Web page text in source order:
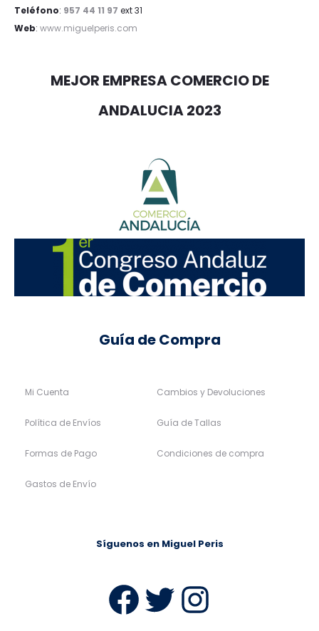
Teléfono: 957 44 11 97 ext 31
Web: www.miguelperis.com
MEJOR EMPRESA COMERCIO DE
ANDALUCIA 2023
Guía de Compra
Mi Cuenta
Política de Envíos
Formas de Pago
Gastos de Envío
Cambios y Devoluciones
Guía de Tallas
Condiciones de compra
Síguenos en Miguel Peris
Facebook
Twitter